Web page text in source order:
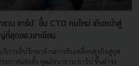
าน ชาร์ป' ขึ้น CTO คนใหม่ เดินหน้าสู่
ที่สุดของอาเซียน
ริการที่ปรึกษาด้านการขับเคลื่อนธุรกิจสู่ยุค
ะกาศแต่งตั้ง คุณโจนาธาน ชาร์ป ขึ้นดำรง